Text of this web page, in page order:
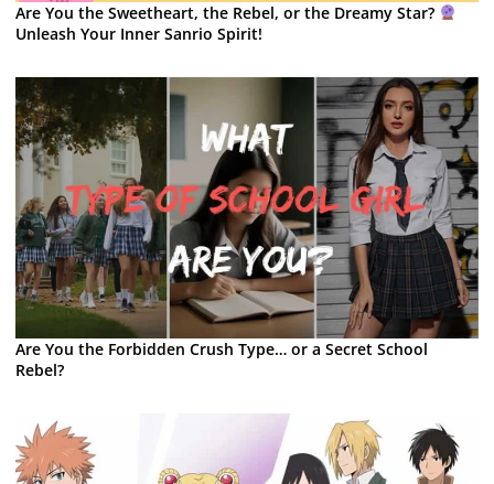
Are You the Sweetheart, the Rebel, or the Dreamy Star?
Unleash Your Inner Sanrio Spirit!
Are You the Forbidden Crush Type… or a Secret School
Rebel?